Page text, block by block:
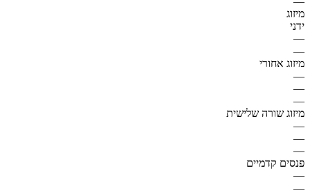
מיזוג
ידני
—
—
מיזוג אחורי
—
—
—
מיזוג שורה שלישית
—
—
—
פנסים קדמיים
—
—